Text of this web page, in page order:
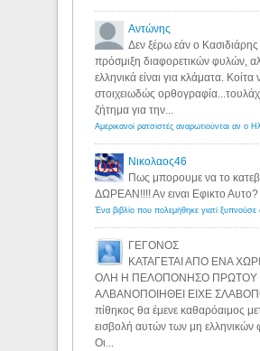
Αντώνης
Δεν ξέρω εάν ο
πρόσμιξη διαφορετικών φυλών,
ελληνικά είναι για κλάματα. Κοίτα
στοιχειωδώς
ζήτημα για την...
Νικολαος46
Πως μπορουμε να το
ΔΩΡΕΑΝ!!!! Αν ειναι Εφικτο Αυτο?
ΓΕΓΟΝΟΣ
ΚΑΤΑΓΕΤΑΙ ΑΠΟ ΕΝΑ
ΟΛΗ Η ΠΕΛΟΠΟΝΗΣΟ ΠΡΩΤΟΥ
ΑΛΒΑΝΟΠΟΙΗΘΕΙ ΕΙΧΕ
πίθηκος θα έμενε καθαρόαιμος
εισβολή αυτών των μη ελληνικών
Οι...